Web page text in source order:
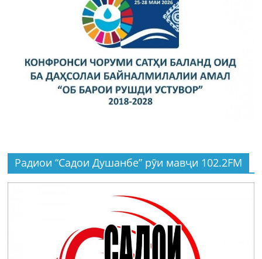
Радиои “Садои Душанбе” рӯи мавҷи 102.2FM